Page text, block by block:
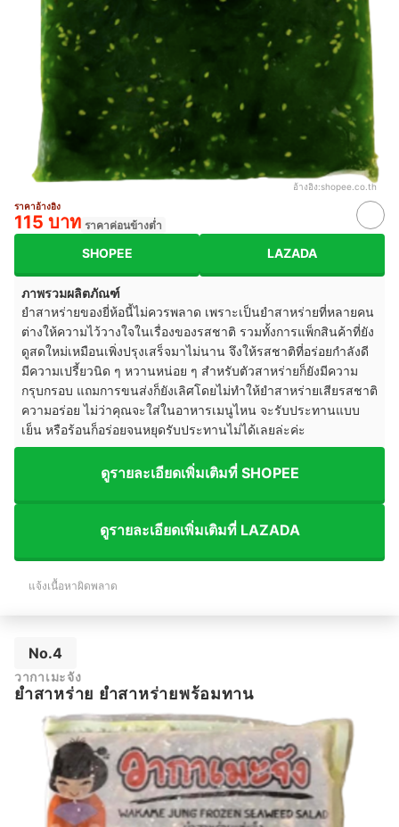
อ้างอิง:shopee.co.th
ราคาอ้างอิง
115 บาท ราคาค่อนข้างต่ำ
SHOPEE LAZADA
ภาพรวมผลิตภัณฑ์
ยำสาหร่ายของยี่ห้อนี้ไม่ควรพลาด เพราะเป็นยำสาหร่ายที่หลายคน
ต่างให้ความไว้วางใจในเรื่องของรสชาติ รวมทั้งการแพ็กสินค้าที่ยัง
ดูสดใหม่เหมือนเพิ่งปรุงเสร็จมาไม่นาน จึงให้รสชาติที่อร่อยกำลังดี
มีความเปรี้ยวนิด ๆ หวานหน่อย ๆ สำหรับตัวสาหร่ายก็ยังมีความ
กรุบกรอบ แถมการขนส่งก็ยังเลิศโดยไม่ทำให้ยำสาหร่ายเสียรสชาติ
ความอร่อย ไม่ว่าคุณจะใส่ในอาหารเมนูไหน จะรับประทานแบบ
เย็น หรือร้อนก็อร่อยจนหยุดรับประทานไม่ได้เลยล่ะค่ะ
ดูรายละเอียดเพิ่มเติมที่ SHOPEE
ดูรายละเอียดเพิ่มเติมที่ LAZADA
แจ้งเนื้อหาผิดพลาด
No.4
วากาเมะจัง
ยำสาหร่าย ยำสาหร่ายพร้อมทาน